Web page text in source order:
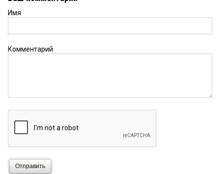
Имя
Комментарий
Отправить